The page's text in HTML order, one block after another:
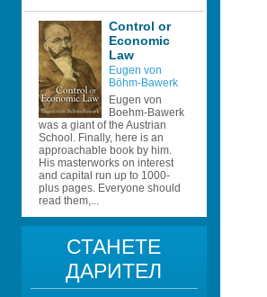
Control or
Economic
Law
Eugen von
Böhm-Bawerk
Eugen von
Boehm-Bawerk
was a giant of the Austrian
School. Finally, here is an
approachable book by him.
His masterworks on interest
and capital run up to 1000-
plus pages. Everyone should
read them,...
СТАНЕТЕ
ДАРИТЕЛ